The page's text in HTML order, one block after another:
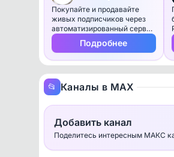
Покупайте и продавайте
живых подписчиков через
автоматизированный сервис
MotivBuy в МАКС.
Подробнее
📂 Каналы в MAX
Добавить канал
Поделитесь интересным МАКС